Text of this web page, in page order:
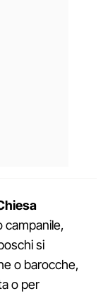
campanile,
si
o barocche,
o per